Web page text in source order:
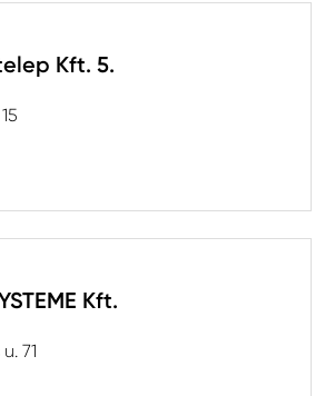
Kft. 5.
Kft.
71